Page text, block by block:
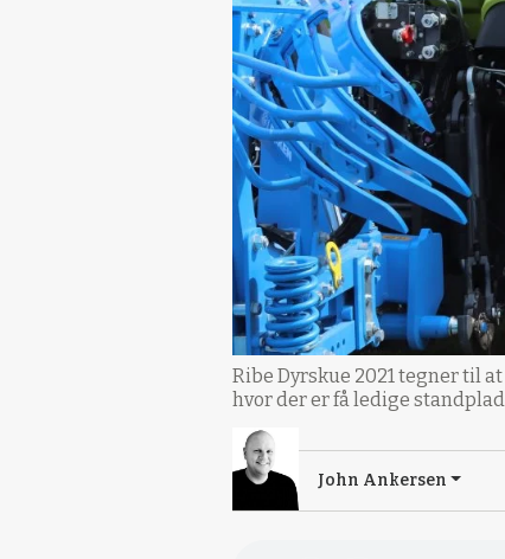
Ribe Dyrskue 2021 tegner til
hvor der er få ledige
John Ankersen